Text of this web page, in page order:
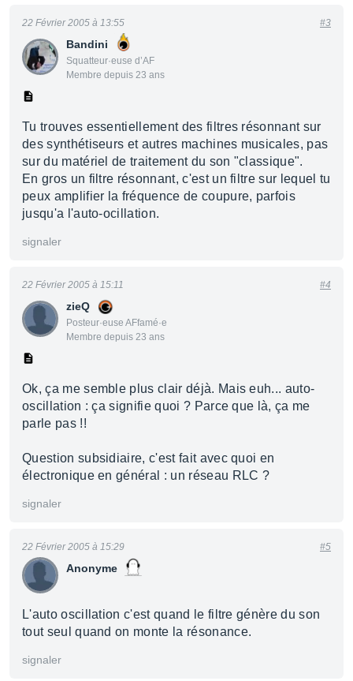
Bandini
Squatteur·euse d’AF
Membre depuis 23 ans
22 Février 2005 à 13:55 #3
Tu trouves essentiellement des filtres résonnant sur
des synthétiseurs et autres machines musicales, pas
sur du matériel de traitement du son "classique".
En gros un filtre résonnant, c'est un filtre sur lequel tu
peux amplifier la fréquence de coupure, parfois
jusqu'a l'auto-ocillation.
signaler
zieQ
Posteur·euse AFfamé·e
Membre depuis 23 ans
22 Février 2005 à 15:11 #4
Ok, ça me semble plus clair déjà. Mais euh... auto-
oscillation : ça signifie quoi ? Parce que là, ça me
parle pas !!
Question subsidiaire, c'est fait avec quoi en
électronique en général : un réseau RLC ?
signaler
Anonyme
22 Février 2005 à 15:29 #5
L'auto oscillation c'est quand le filtre génère du son
tout seul quand on monte la résonance.
signaler